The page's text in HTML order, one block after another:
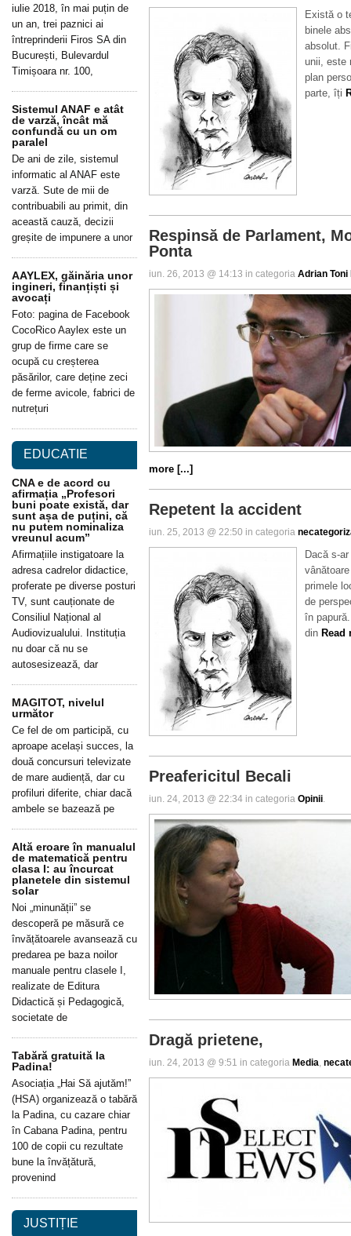
Există o
binele
absolut.
unii, este
plan
parte, îți
Respinsă de Parlament,
Ponta
iun. 26, 2013 @ 14:13 in categoria Adrian Toni
more [...]
Repetent la accident
iun. 25, 2013 @ 22:50 in categoria
Dacă s-
primele
de
în
din Read
Preafericitul Becali
iun. 24, 2013 @ 22:34 in categoria Opinii
Dragă prietene,
iun. 24, 2013 @ 9:51 in categoria Media
iulie 2018, în mai puțin de
un an, trei paznici ai
întreprinderii Firos SA din
București, Bulevardul
Timișoara nr. 100,
Sistemul ANAF e atât
de varză, încât mă
confundă cu un om
paralel
De ani de zile, sistemul
informatic al ANAF este
varză. Sute de mii de
contribuabili au primit, din
această cauză, decizii
greșite de impunere a unor
AAYLEX, găinăria unor
ingineri, finanțiști și
avocați
Foto: pagina de Facebook
CocoRico Aaylex este un
grup de firme care se
ocupă cu creșterea
păsărilor, care deține zeci
de ferme avicole, fabrici de
nutrețuri
EDUCATIE
CNA e de acord cu
afirmația „Profesori
buni poate există, dar
sunt așa de puțini, că
nu putem nominaliza
vreunul acum”
Afirmațiile instigatoare la
adresa cadrelor didactice,
proferate pe diverse posturi
TV, sunt cauționate de
Consiliul Național al
Audiovizualului. Instituția
nu doar că nu se
autosesizează, dar
MAGITOT, nivelul
următor
Ce fel de om participă, cu
aproape același succes, la
două concursuri televizate
de mare audiență, dar cu
profiluri diferite, chiar dacă
ambele se bazează pe
Altă eroare în manualul
de matematică pentru
clasa I: au încurcat
planetele din sistemul
solar
Noi „minunății” se
descoperă pe măsură ce
învățătoarele avansează cu
predarea pe baza noilor
manuale pentru clasele I,
realizate de Editura
Didactică și Pedagogică,
societate de
Tabără gratuită la
Padina!
Asociația „Hai Să ajutăm!”
(HSA) organizează o tabără
la Padina, cu cazare chiar
în Cabana Padina, pentru
100 de copii cu rezultate
bune la învățătură,
provenind
JUSTIȚIE